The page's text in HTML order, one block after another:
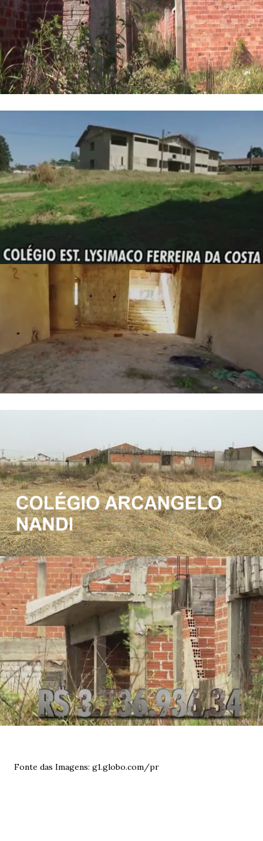
Fonte das Imagens: g1.globo.com/pr